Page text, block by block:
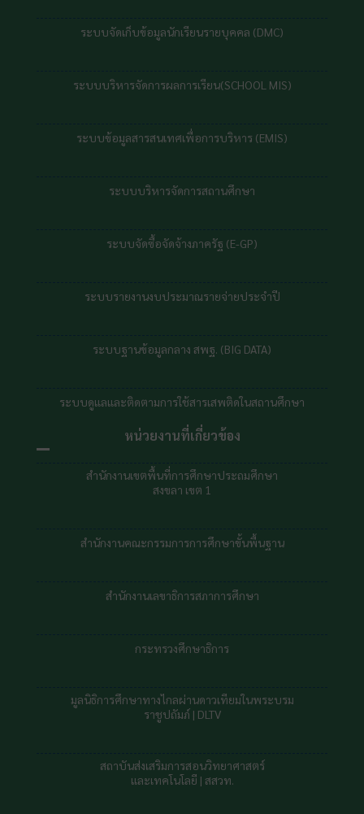
ระบบจัดเก็บข้อมูลนักเรียนรายบุคคล (DMC)
ระบบบริหารจัดการผลการเรียน(SCHOOL MIS)
ระบบข้อมูลสารสนเทศเพื่อการบริหาร (EMIS)
ระบบบริหารจัดการสถานศึกษา
ระบบจัดซื้อจัดจ้างภาครัฐ (E-GP)
ระบบรายงานงบประมาณรายจ่ายประจำปี
ระบบฐานข้อมูลกลาง สพฐ. (BIG DATA)
ระบบดูแลและติดตามการใช้สารเสพติดในสถานศึกษา
หน่วยงานที่เกี่ยวข้อง
สำนักงานเขตพื้นที่การศึกษาประถมศึกษา
สงขลา เขต 1
สำนักงานคณะกรรมการการศึกษาขั้นพื้นฐาน
สำนักงานเลขาธิการสภาการศึกษา
กระทรวงศึกษาธิการ
มูลนิธิการศึกษาทางไกลผ่านดาวเทียมในพระบรม
ราชูปถัมภ์ | DLTV
สถาบันส่งเสริมการสอนวิทยาศาสตร์
และเทคโนโลยี | สสวท.